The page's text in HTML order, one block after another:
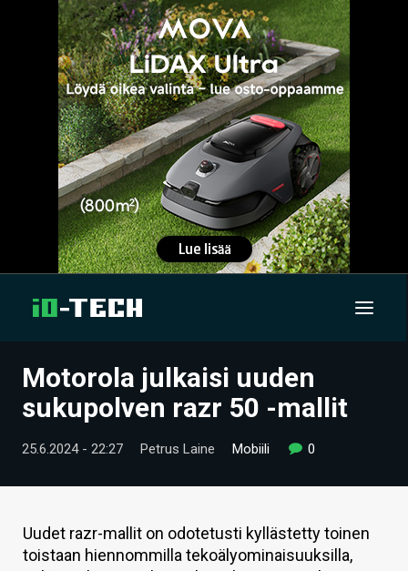
UUTISET
TIETOA
Motorola julkaisi uuden
sukupolven razr 50 -mallit
25.6.2024 - 22:27 Petrus Laine Mobiili 0
Uudet razr-mallit on odotetusti kyllästetty toinen
toistaan hiennommilla tekoälyominaisuuksilla,